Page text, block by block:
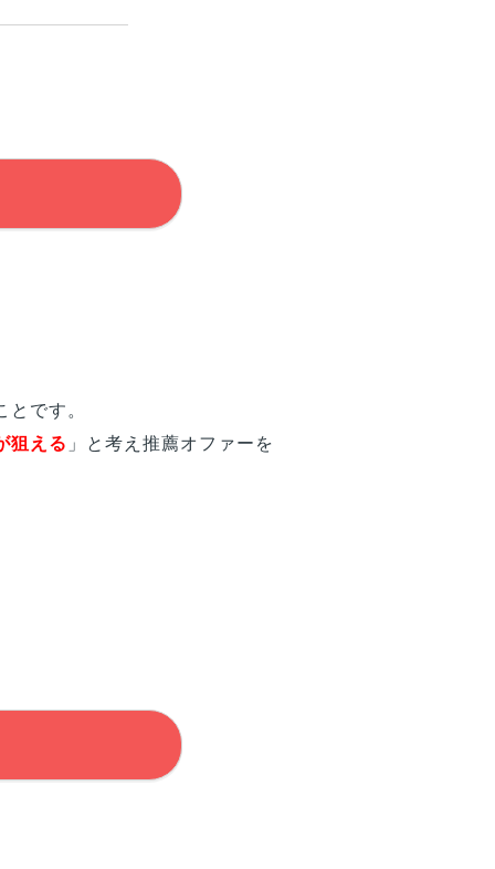
です。
狙える 」と考え推薦オファーを